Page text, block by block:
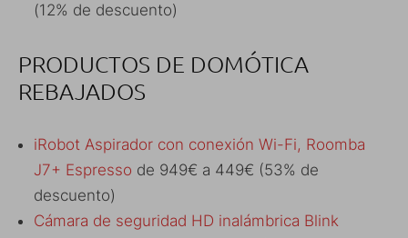
(12% de descuento)
PRODUCTOS DE DOMÓTICA
REBAJADOS
iRobot Aspirador con conexión Wi-Fi, Roomba
J7+ Espresso de 949€ a 449€ (53% de
descuento)
Cámara de seguridad HD inalámbrica Blink